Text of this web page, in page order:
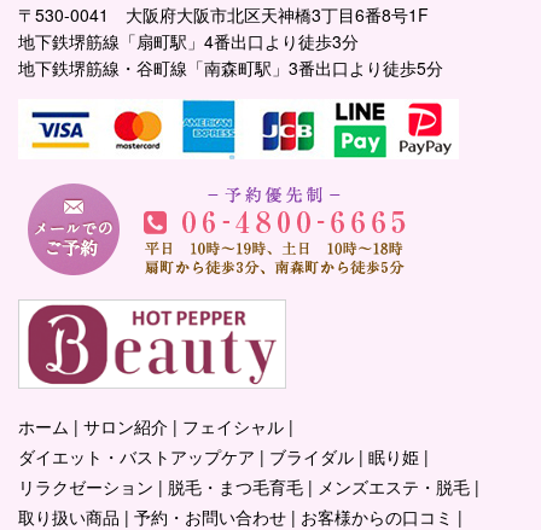
〒530-0041 大阪府大阪市北区天神橋3丁目6番8号1F
地下鉄堺筋線「扇町駅」4番出口より徒歩3分
地下鉄堺筋線・谷町線「南森町駅」3番出口より徒歩5分
ホーム サロン紹介
フェイシャル
ダイエット・バストアップケア
ブライダル 眠り姫
リラクゼーション
脱毛・まつ毛育毛
メンズエステ・脱毛
取り扱い商品
予約・お問い合わせ お客様からの口コミ